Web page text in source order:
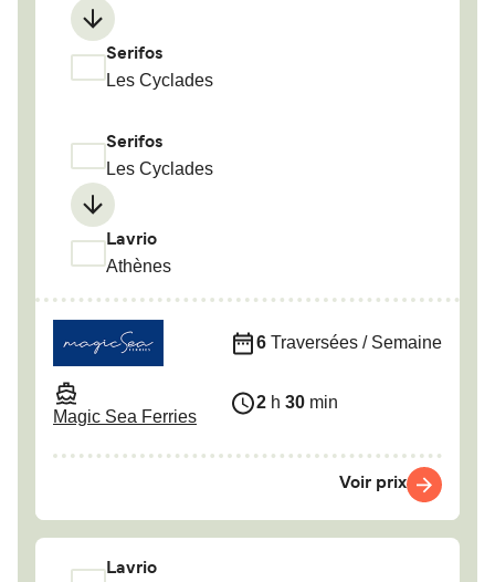
Serifos
Les Cyclades
Serifos
Les Cyclades
Lavrio
Athènes
Magic Sea Ferries
6 Traversées / Semaine
2 h 30 min
Voir prix
Lavrio